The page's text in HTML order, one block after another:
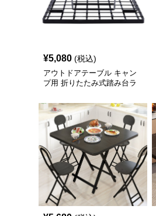
¥5,080 (税込)
アウトドアテーブル キャン
プ用 折りたたみ式踏み台ラ